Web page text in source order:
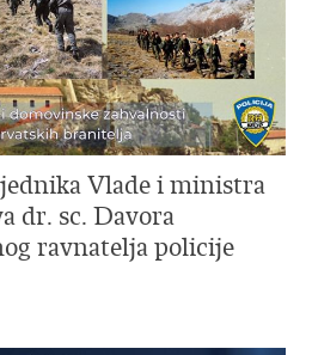
Vlade i ministra
dr. sc. Davora
ravnatelja policije